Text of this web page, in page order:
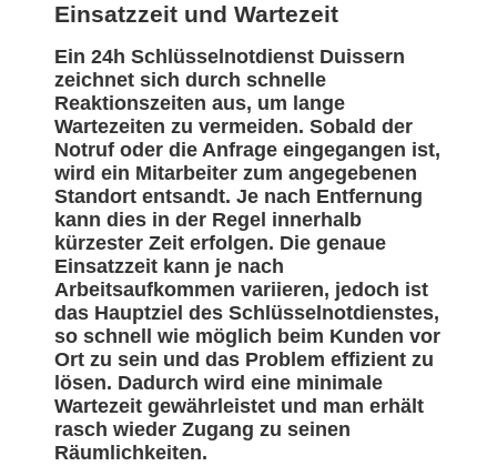
Einsatzzeit und Wartezeit
Ein 24h Schlüsselnotdienst Duissern
zeichnet sich durch schnelle
Reaktionszeiten aus, um lange
Wartezeiten zu vermeiden. Sobald der
Notruf oder die Anfrage eingegangen ist,
wird ein Mitarbeiter zum angegebenen
Standort entsandt. Je nach Entfernung
kann dies in der Regel innerhalb
kürzester Zeit erfolgen. Die genaue
Einsatzzeit kann je nach
Arbeitsaufkommen variieren, jedoch ist
das Hauptziel des Schlüsselnotdienstes,
so schnell wie möglich beim Kunden vor
Ort zu sein und das Problem effizient zu
lösen. Dadurch wird eine minimale
Wartezeit gewährleistet und man erhält
rasch wieder Zugang zu seinen
Räumlichkeiten.